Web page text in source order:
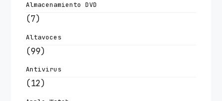
Almacenamiento DVD
(7)
Altavoces
(99)
Antivirus
(12)